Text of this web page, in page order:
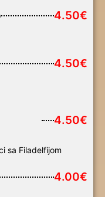
4.50€
4.50€
4.50€
sa Filadelfijom
4.00€